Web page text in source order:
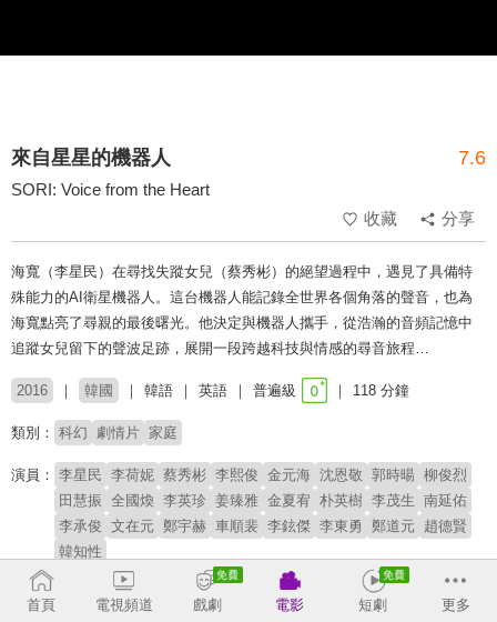
來自星星的機器人 7.6
SORI: Voice from the Heart
收藏
分享
海寬（李星民）在尋找失蹤女兒（蔡秀彬）的絕望過程中，遇見了具備特
殊能力的AI衛星機器人。這台機器人能記錄全世界各個角落的聲音，也為
海寬點亮了尋親的最後曙光。他決定與機器人攜手，從浩瀚的音頻記憶中
追蹤女兒留下的聲波足跡，展開一段跨越科技與情感的尋音旅程…
2016 韓國 韓語 英語 普遍級 118 分鐘
類別： 科幻 劇情片 家庭
演員： 李星民 李荷妮 蔡秀彬 李熙俊 金元海 沈恩敬 郭時暘 柳俊烈
田慧振 全國煥 李英珍 姜臻雅 金夏宥 朴英樹 李茂生 南延佑
李承俊 文在元 鄭宇赫 車順裴 李鉉傑 李東勇 鄭道元 趙德賢
韓知性
導演： 李浩宰
首頁 電視頻道 戲劇 電影 短劇 更多